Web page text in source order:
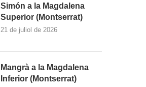
Simón a la Magdalena
Superior (Montserrat)
21 de juliol de 2026
Mangrà a la Magdalena
Inferior (Montserrat)